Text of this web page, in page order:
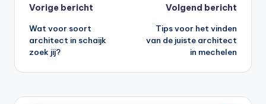
Bericht
navigatie
Vorige bericht
Wat voor soort
architect in schaijk
zoek jij?
Volgend bericht
Tips voor het vinden
van de juiste architect
in mechelen